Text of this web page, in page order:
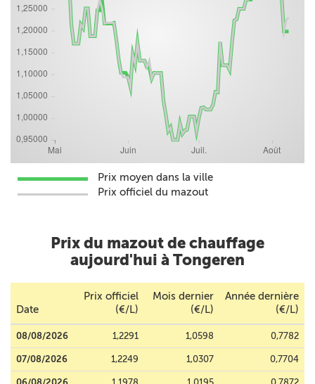
Prix moyen dans la ville
Prix officiel du mazout
Prix du mazout de chauffage
aujourd'hui à Tongeren
Date
Prix officiel
(€/L)
Mois dernier
(€/L)
Année dernière
(€/L)
08/08/2026 1,2291 1,0598 0,7782
07/08/2026 1,2249 1,0307 0,7704